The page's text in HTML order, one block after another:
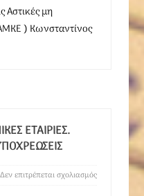
Αστικές μη
) Κωνσταντίνος
ΕΤΑΙΡΊΕΣ.
Δεν επιτρέπεται σχολιασμός